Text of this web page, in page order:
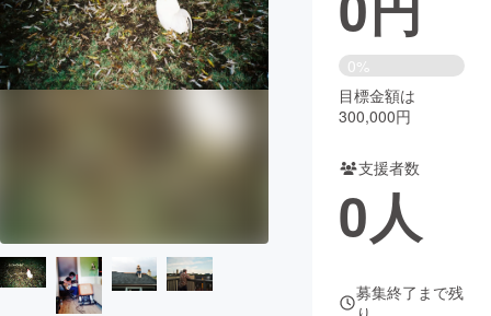
映像・映画 書籍・雑誌
ビジネス・起業 チャレンジ
CAMPFIRE for Social Good CAMPFIRE Creation
CAMPFIREふるさと納税
0%
目標金額は
300,000円
支援者数
0人
募集終了まで残